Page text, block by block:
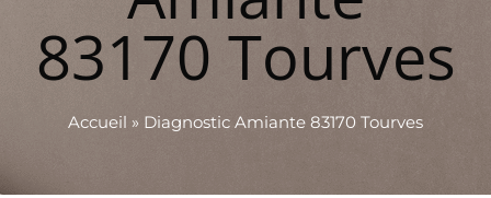
83170 Tourves
Accueil » Diagnostic Amiante 83170 Tourves